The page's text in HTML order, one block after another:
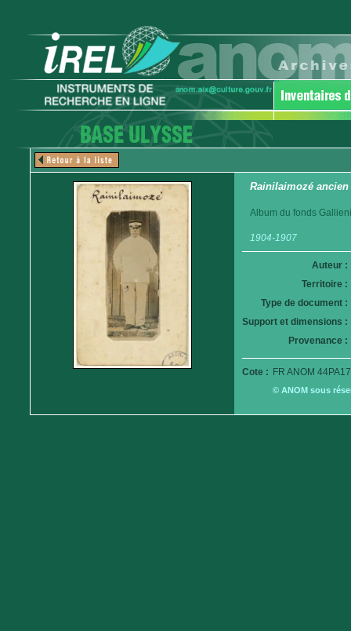
Rainilaimozé
Album du fonds
1904-1907
Auteur :
Territoire :
Type de document :
Support et dimensions :
Provenance :
Cote : FR ANOM
© ANOM sous